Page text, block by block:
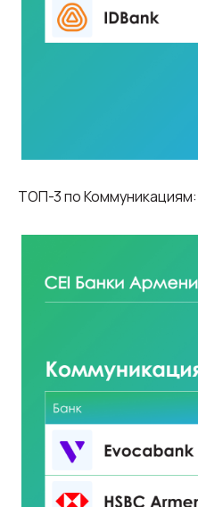
ТОП-3 по Коммуникациям: